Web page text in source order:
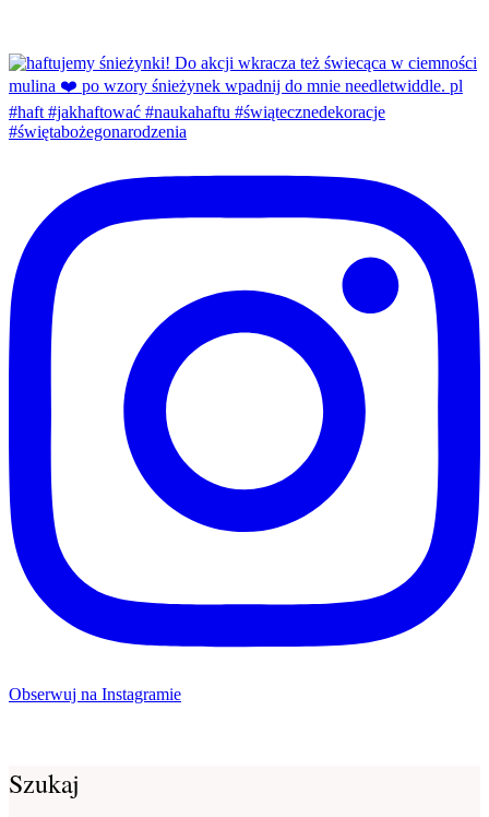
Obserwuj na Instagramie
Szukaj